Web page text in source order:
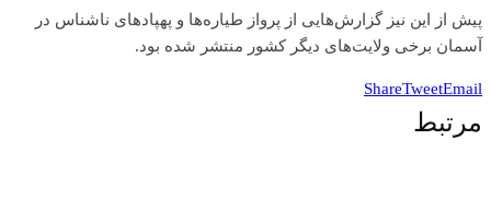
پیش از این نیز گزارش‌هایی از پرواز طیاره‌ها و پهپادهای ناشناس در
آسمان برخی ولایت‌های دیگر کشور منتشر شده بود.
ShareTweetEmail
مرتبط